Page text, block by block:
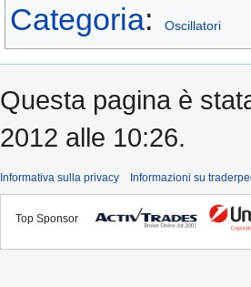
Categoria: Oscillatori
Questa pagina è
2012 alle 10:26.
Informativa sulla privacy Informazioni su
Top Sponsor